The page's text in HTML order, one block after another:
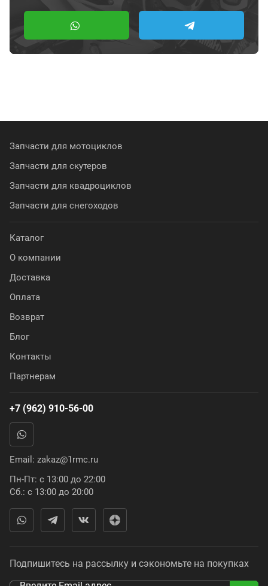
Запчасти для мотоциклов
Запчасти для скутеров
Запчасти для квадроциклов
Запчасти для снегоходов
Каталог
О компании
Доставка
Оплата
Возврат
Блог
Контакты
Партнерам
+7 (962) 910-56-00
Email: zakaz@1rmc.ru
Пн-Пт: с 13:00 до 22:00
Сб.: с 13:00 до 20:00
Подпишитесь на рассылку и сэкономьте на покупках